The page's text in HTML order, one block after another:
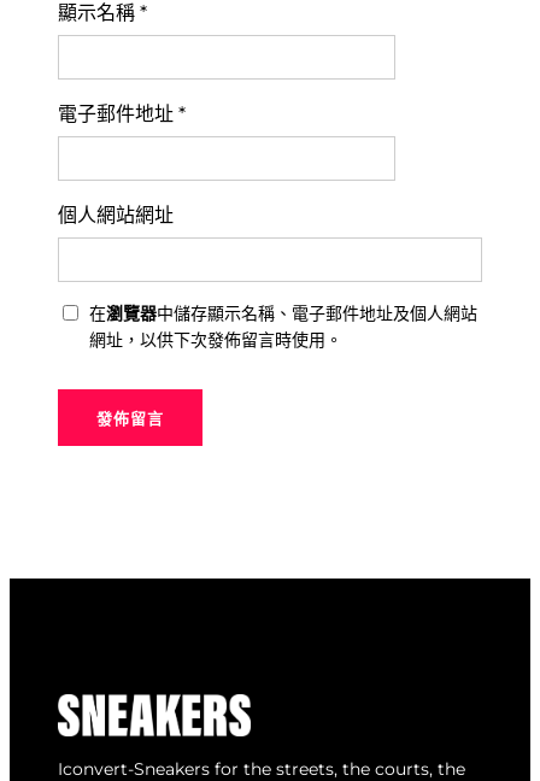
顯示名稱 *
電子郵件地址 *
個人網站網址
在瀏覽器中儲存顯示名稱、電子郵件地址及個人網站
網址，以供下次發佈留言時使用。
Iconvert-Sneakers for the streets, the courts, the